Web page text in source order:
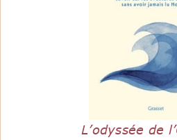
L’odyssée de